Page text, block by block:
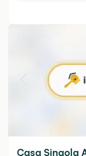
Casa Singola